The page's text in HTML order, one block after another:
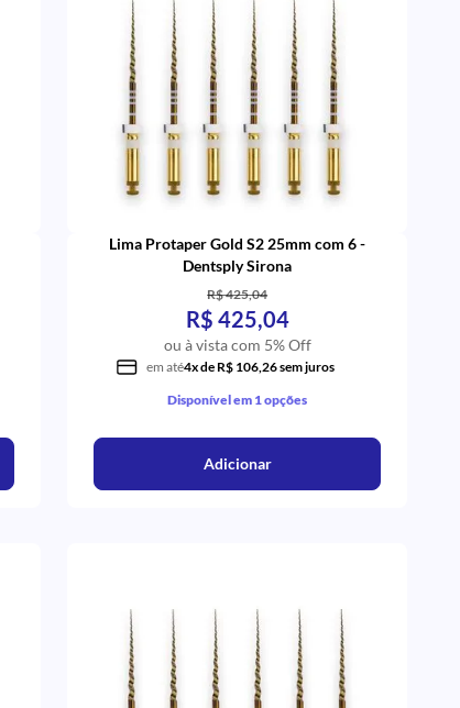
Lima Protaper Gold S2 25mm com 6 -
Dentsply Sirona
R$ 425,04
R$ 425,04
ou à vista com 5% Off
em até4x de R$ 106,26 sem juros
Disponível em 1 opções
Adicionar